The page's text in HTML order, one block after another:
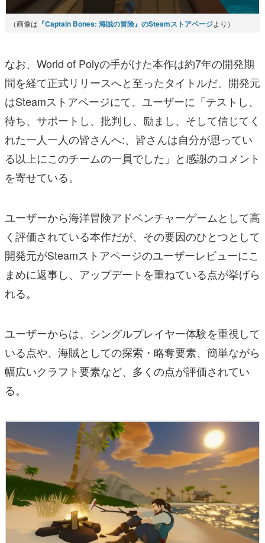
（画像は 『Captain Bones: 海賊の冒険』のSteamストアページより）
なお、World of Polyの手がけた本作は約7年の開発期
間を経て正式リリースへと至ったタイトルだ。開発元
はSteamストアページにて、ユーザーに「テストし、
待ち、サポートし、批判し、励まし、そして信じてく
れた一人一人の皆さんへ:、皆さんは自分が思ってい
る以上にこのチームの一員でした」と感謝のコメント
を寄せている。
ユーザーから海洋冒険アドベンチャーゲームとして高
く評価されている本作だが、その要因のひとつとして
開発元がSteamストアページのユーザーレビューにこ
まめに返事し、アップデートを重ねている点が挙げら
れる。
ユーザーからは、シングルプレイヤー体験を重視して
いる点や、海賊としての探索・略奪要素、簡単ながら
幅広いクラフト要素など、多くの点が評価されてい
る。